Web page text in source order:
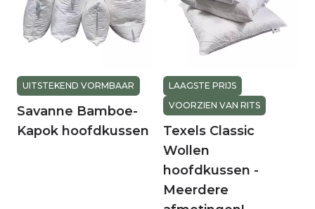
UITSTEKEND VORMBAAR
Savanne Bamboe-
Kapok hoofdkussen
LAAGSTE PRIJS
VOORZIEN VAN RITS
Texels Classic
Wollen
hoofdkussen -
Meerdere